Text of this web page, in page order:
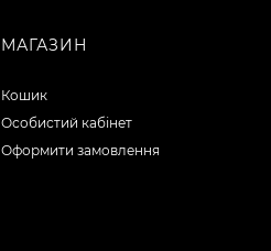
МАГАЗИН
Кошик
Особистий кабінет
Оформити замовлення